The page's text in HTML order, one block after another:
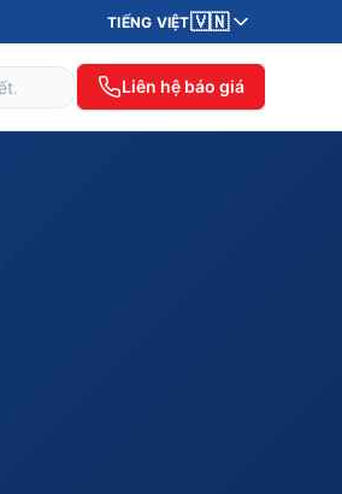
TIẾNG VIỆT🇻🇳
Liên hệ báo giá